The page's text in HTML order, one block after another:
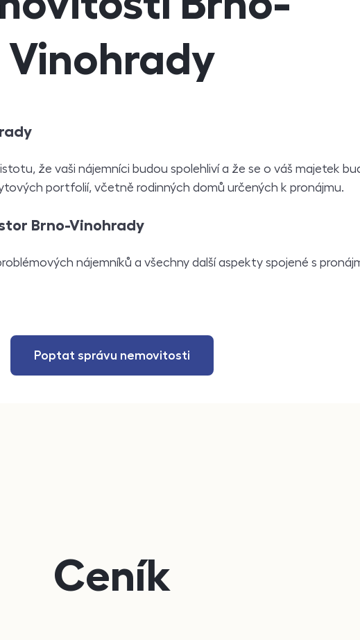
Vinohrady
že vaši nájemníci budou spolehliví a že se o váš majetek
portfolií, včetně rodinných domů určených k pronájmu.
Brno-Vinohrady
nájemníků a všechny další aspekty spojené s
Poptat správu nemovitosti
Ceník